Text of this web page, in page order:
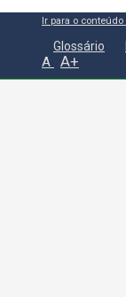
Ir para o conteúdo
Glossário
A A+